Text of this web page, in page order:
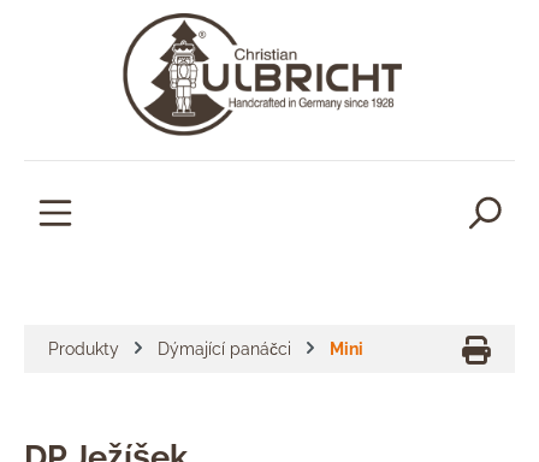
Produkty Dýmající panáčci Mini